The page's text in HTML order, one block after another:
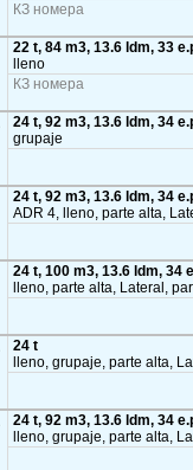
КЗ номера
22 t, 84 m3, 13.6 ldm, 33
lleno
КЗ номера
24 t, 92 m3, 13.6 ldm, 34
grupaje
24 t, 92 m3, 13.6 ldm, 34
ADR 4, lleno, parte alta,
24 t, 100 m3, 13.6 ldm, 34
lleno, parte alta, Lateral,
24 t
lleno, grupaje, parte alta,
24 t, 92 m3, 13.6 ldm, 34
lleno, grupaje, parte alta,